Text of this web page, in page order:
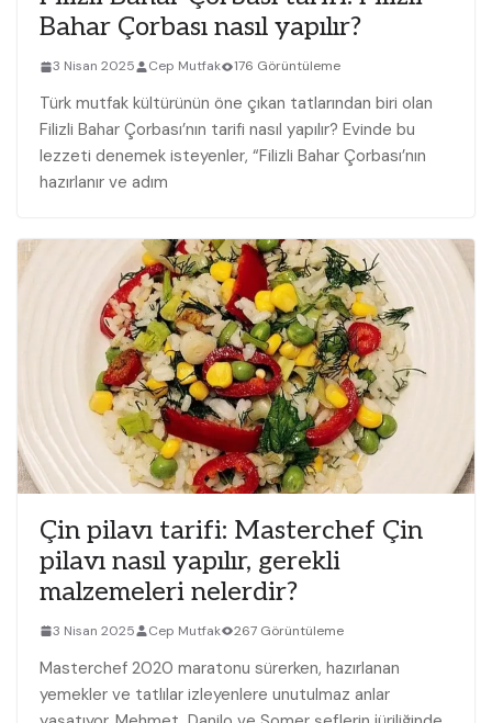
Bahar Çorbası nasıl yapılır?
3 Nisan 2025 Cep Mutfak 176 Görüntüleme
Türk mutfak kültürünün öne çıkan tatlarından biri olan
Filizli Bahar Çorbası’nın tarifi nasıl yapılır? Evinde bu
lezzeti denemek isteyenler, “Filizli Bahar Çorbası’nın
hazırlanır ve adım
Çin pilavı tarifi: Masterchef Çin
pilavı nasıl yapılır, gerekli
malzemeleri nelerdir?
3 Nisan 2025 Cep Mutfak 267 Görüntüleme
Masterchef 2020 maratonu sürerken, hazırlanan
yemekler ve tatlılar izleyenlere unutulmaz anlar